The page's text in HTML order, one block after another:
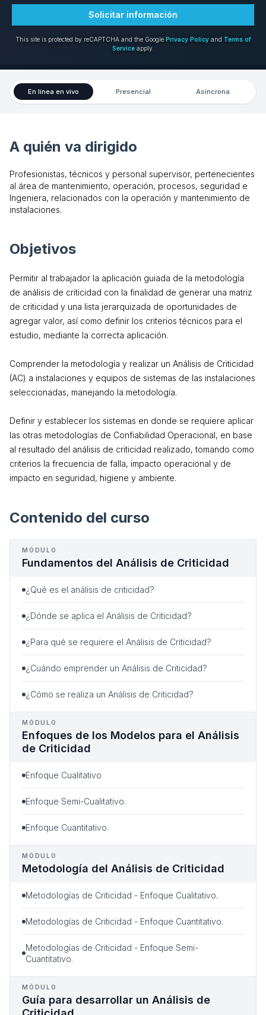
Solicitar información
This site is protected by reCAPTCHA and the Google Privacy Policy and Terms of
Service apply.
En línea en vivo Presencial Asíncrona
A quién va dirigido
Profesionistas, técnicos y personal supervisor, pertenecientes
al área de mantenimiento, operación, procesos, seguridad e
Ingeniera, relacionados con la operación y mantenimiento de
instalaciones.
Objetivos
Permitir al trabajador la aplicación guiada de la metodología
de análisis de criticidad con la finalidad de generar una matriz
de criticidad y una lista jerarquizada de oportunidades de
agregar valor, así como definir los criterios técnicos para el
estudio, mediante la correcta aplicación.
Comprender la metodología y realizar un Análisis de Criticidad
(AC) a instalaciones y equipos de sistemas de las instalaciones
seleccionadas, manejando la metodología.
Definir y establecer los sistemas en donde se requiere aplicar
las otras metodologías de Confiabilidad Operacional, en base
al resultado del análisis de criticidad realizado, tomando como
criterios la frecuencia de falla, impacto operacional y de
impacto en seguridad, higiene y ambiente.
Contenido del curso
MÓDULO
Fundamentos del Análisis de Criticidad
¿Qué es el análisis de criticidad?
¿Dónde se aplica el Análisis de Criticidad?
¿Para qué se requiere el Análisis de Criticidad?
¿Cuándo emprender un Análisis de Criticidad?
¿Cómo se realiza un Análisis de Criticidad?
MÓDULO
Enfoques de los Modelos para el Análisis
de Criticidad
Enfoque Cualitativo
Enfoque Semi-Cualitativo.
Enfoque Cuantitativo.
MÓDULO
Metodología del Análisis de Criticidad
Metodologías de Criticidad - Enfoque Cualitativo.
Metodologías de Criticidad - Enfoque Cuantitativo.
Metodologías de Criticidad - Enfoque Semi-
Cuantitativo.
MÓDULO
Guía para desarrollar un Análisis de